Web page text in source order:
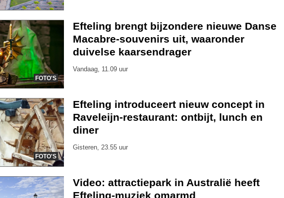
FOTO'S
Efteling brengt bijzondere nieuwe Danse
Macabre-souvenirs uit, waaronder
duivelse kaarsendrager
Vandaag, 11.09 uur
FOTO'S
Efteling introduceert nieuw concept in
Raveleijn-restaurant: ontbijt, lunch en
diner
Gisteren, 23.55 uur
Video: attractiepark in Australië heeft
Efteling-muziek omarmd